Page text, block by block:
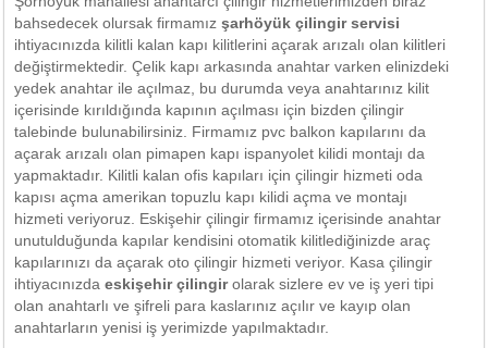
bahsedecek olursak firmamızşarhöyük çilingir servisi
ihtiyacınızda kilitli kalan kapı kilitlerini açarak arızalı olan kilitleri
değiştirmektedir. Çelik kapı arkasında anahtar varken elinizdeki
yedek anahtar ile açılmaz, bu durumda veya anahtarınız kilit
içerisinde kırıldığında kapının açılması için bizden çilingir
talebinde bulunabilirsiniz. Firmamız pvc balkon kapılarını da
açarak arızalı olan pimapen kapı ispanyolet kilidi montajı da
yapmaktadır. Kilitli kalan ofis kapıları için çilingir hizmeti oda
kapısı açma amerikan topuzlu kapı kilidi açma ve montajı
hizmeti veriyoruz. Eskişehir çilingir firmamız içerisinde anahtar
unutulduğunda kapılar kendisini otomatik kilitlediğinizde araç
kapılarınızı da açarak oto çilingir hizmeti veriyor. Kasa çilingir
ihtiyacınızdaeskişehir çilingirolarak sizlere ev ve iş yeri tipi
olan anahtarlı ve şifreli para kaslarınız açılır ve kayıp olan
anahtarların yenisi iş yerimizde yapılmaktadır.